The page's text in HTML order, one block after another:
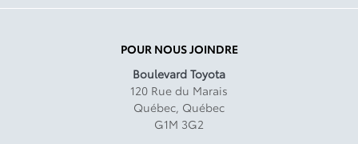
POUR NOUS JOINDRE
Boulevard Toyota
120 Rue du Marais
Québec, Québec
G1M 3G2